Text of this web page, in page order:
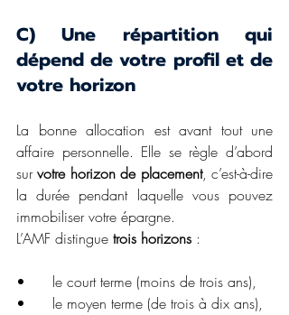
C) Une répartition qui
dépend de votre profil et de
votre horizon
La bonne allocation est avant tout une
affaire personnelle. Elle se règle d’abord
sur votre horizon de placement, c’est-à-dire
la durée pendant laquelle vous pouvez
immobiliser votre épargne.
L’AMF distingue trois horizons :
•	le court terme (moins de trois ans),
•	le moyen terme (de trois à dix ans),